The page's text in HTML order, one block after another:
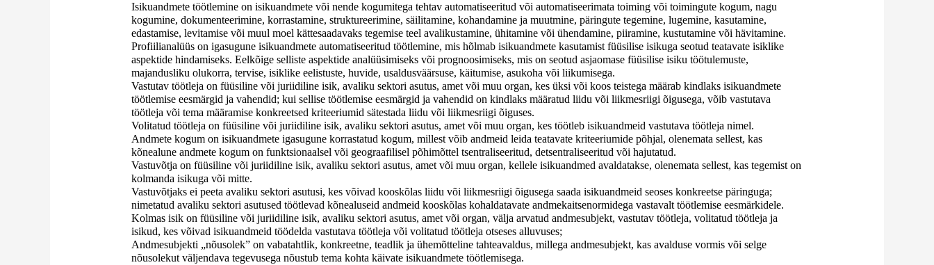
Isikuandmete töötlemine on isikuandmete või nende kogumitega tehtav automatiseeritud või automatiseerimata toiming või toimingute kogum, nagu
kogumine, dokumenteerimine, korrastamine, struktureerimine, säilitamine, kohandamine ja muutmine, päringute tegemine, lugemine, kasutamine,
edastamise, levitamise või muul moel kättesaadavaks tegemise teel avalikustamine, ühitamine või ühendamine, piiramine, kustutamine või hävitamine.
Profiilianalüüs on igasugune isikuandmete automatiseeritud töötlemine, mis hõlmab isikuandmete kasutamist füüsilise isikuga seotud teatavate isiklike
aspektide hindamiseks. Eelkõige selliste aspektide analüüsimiseks või prognoosimiseks, mis on seotud asjaomase füüsilise isiku töötulemuste,
majandusliku olukorra, tervise, isiklike eelistuste, huvide, usaldusväärsuse, käitumise, asukoha või liikumisega.
Vastutav töötleja on füüsiline või juriidiline isik, avaliku sektori asutus, amet või muu organ, kes üksi või koos teistega määrab kindlaks isikuandmete
töötlemise eesmärgid ja vahendid; kui sellise töötlemise eesmärgid ja vahendid on kindlaks määratud liidu või liikmesriigi õigusega, võib vastutava
töötleja või tema määramise konkreetsed kriteeriumid sätestada liidu või liikmesriigi õiguses.
Volitatud töötleja on füüsiline või juriidiline isik, avaliku sektori asutus, amet või muu organ, kes töötleb isikuandmeid vastutava töötleja nimel.
Andmete kogum on isikuandmete igasugune korrastatud kogum, millest võib andmeid leida teatavate kriteeriumide põhjal, olenemata sellest, kas
kõnealune andmete kogum on funktsionaalsel või geograafilisel põhimõttel tsentraliseeritud, detsentraliseeritud või hajutatud.
Vastuvõtja on füüsiline või juriidiline isik, avaliku sektori asutus, amet või muu organ, kellele isikuandmed avaldatakse, olenemata sellest, kas tegemist on
kolmanda isikuga või mitte.
Vastuvõtjaks ei peeta avaliku sektori asutusi, kes võivad kooskõlas liidu või liikmesriigi õigusega saada isikuandmeid seoses konkreetse päringuga;
nimetatud avaliku sektori asutused töötlevad kõnealuseid andmeid kooskõlas kohaldatavate andmekaitsenormidega vastavalt töötlemise eesmärkidele.
Kolmas isik on füüsiline või juriidiline isik, avaliku sektori asutus, amet või organ, välja arvatud andmesubjekt, vastutav töötleja, volitatud töötleja ja
isikud, kes võivad isikuandmeid töödelda vastutava töötleja või volitatud töötleja otseses alluvuses;
Andmesubjekti „nõusolek” on vabatahtlik, konkreetne, teadlik ja ühemõtteline tahteavaldus, millega andmesubjekt, kas avalduse vormis või selge
nõusolekut väljendava tegevusega nõustub tema kohta käivate isikuandmete töötlemisega.